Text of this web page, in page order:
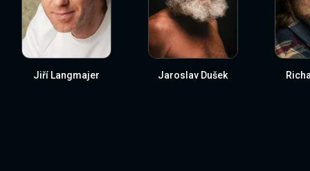
Jiří Langmajer Jaroslav Dušek